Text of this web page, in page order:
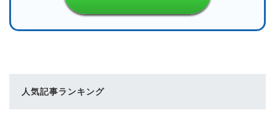
人気記事ランキング